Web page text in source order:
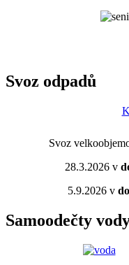
Svoz odpadů
Svoz
28.3.2026 v
5.9.2026 v
Samoodečty